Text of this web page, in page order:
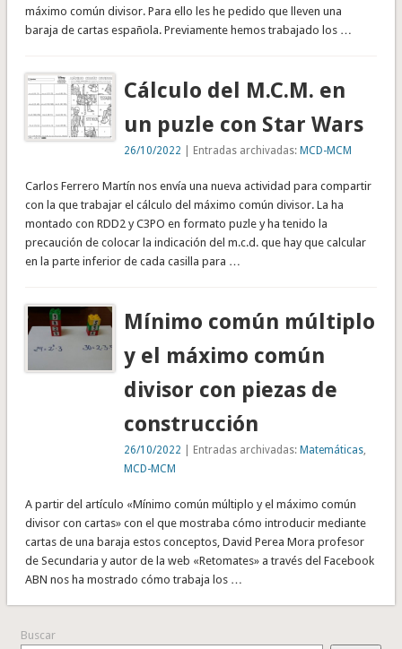
máximo común divisor. Para ello les he pedido que lleven una
baraja de cartas española. Previamente hemos trabajado los …
Cálculo del M.C.M. en
un puzle con Star Wars
26/10/2022 | Entradas archivadas:MCD-MCM
Carlos Ferrero Martín nos envía una nueva actividad para compartir
con la que trabajar el cálculo del máximo común divisor. La ha
montado con RDD2 y C3PO en formato puzle y ha tenido la
precaución de colocar la indicación del m.c.d. que hay que calcular
en la parte inferior de cada casilla para …
Mínimo común múltiplo
y el máximo común
divisor con piezas de
construcción
26/10/2022 | Entradas archivadas:Matemáticas
MCD-MCM
A partir del artículo «Mínimo común múltiplo y el máximo común
divisor con cartas» con el que mostraba cómo introducir mediante
cartas de una baraja estos conceptos, David Perea Mora profesor
de Secundaria y autor de la web «Retomates» a través del Facebook
ABN nos ha mostrado cómo trabaja los …
Buscar